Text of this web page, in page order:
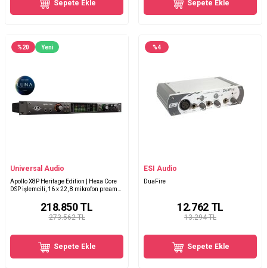
Sepete Ekle Sepete Ekle
%20 Yeni
Universal Audio
Apollo X8P Heritage Edition | Hexa Core
DSP işlemcili, 16 x 22, 8 mikrofon preamp
paketi ile birlikte (6 DSP)
273.562 TL
218.850TL
Sepete Ekle
%4
ESI Audio
DuaFire
13.294 TL
12.762TL
Sepete Ekle